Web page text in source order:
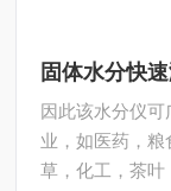
固体水分快
因此该水分仪
业，如医药，
草，化工，茶叶